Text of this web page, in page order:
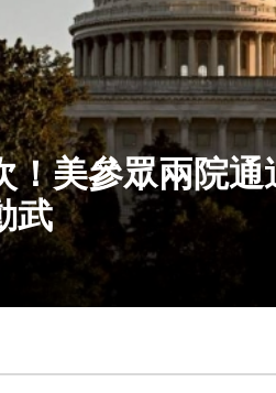
！美參眾兩院
武